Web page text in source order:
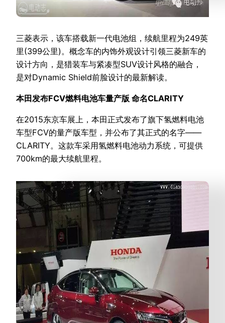
三菱表示，该车搭载新一代电池组，续航里程为249英
里(399公里)。概念车的内饰外观设计引领三菱新车的
设计方向，是猎装车与紧凑型SUV设计风格的融合，
是对Dynamic Shield前脸设计的最新解读。
本田发布FCV燃料电池车量产版 命名CLARITY
在2015东京车展上，本田正式发布了旗下氢燃料电池
车型FCV的量产版车型，并公布了其正式的名字——
CLARITY。这款车采用氢燃料电池动力系统，可提供
700km的最大续航里程。